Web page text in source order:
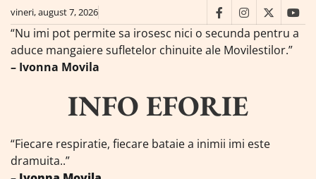
Skip
content
vineri, august 7, 2026 facebookinstagram
twitter
“Nu imi pot permite sa irosesc nici o secunda pentru a
aduce mangaiere sufletelor chinuite ale Movilestilor.”
– Ivonna Movila
INFO EFORIE
“Fiecare respiratie, fiecare bataie a inimii imi este
dramuita..”